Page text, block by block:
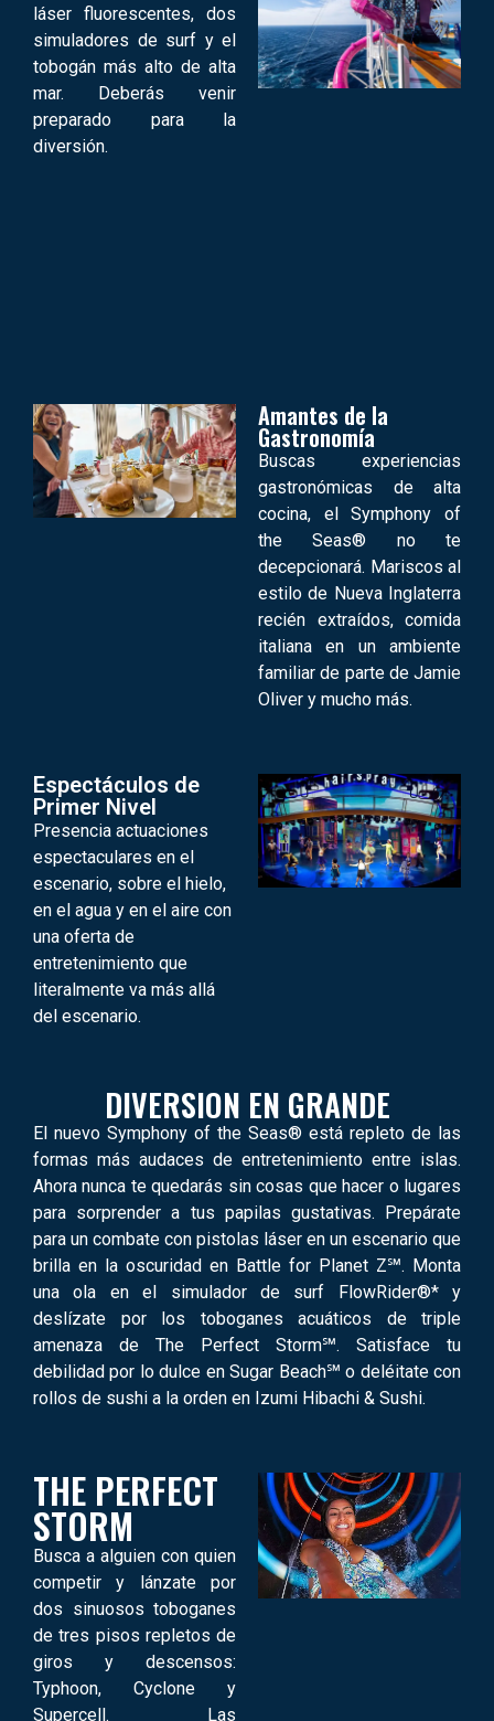
láser fluorescentes, dos
simuladores de surf y el
tobogán más alto de alta
mar. Deberás venir
preparado para la
diversión.
Amantes de la
Gastronomía
Buscas experiencias
gastronómicas de alta
cocina, el Symphony of
the Seas® no te
decepcionará. Mariscos al
estilo de Nueva Inglaterra
recién extraídos, comida
italiana en un ambiente
familiar de parte de Jamie
Oliver y mucho más.
Espectáculos de
Primer Nivel
Presencia actuaciones
espectaculares en el
escenario, sobre el hielo,
en el agua y en el aire con
una oferta de
entretenimiento que
literalmente va más allá
del escenario.
DIVERSION EN GRANDE
El nuevo Symphony of the Seas® está repleto de las
formas más audaces de entretenimiento entre islas.
Ahora nunca te quedarás sin cosas que hacer o lugares
para sorprender a tus papilas gustativas. Prepárate
para un combate con pistolas láser en un escenario que
brilla en la oscuridad en Battle for Planet Z℠. Monta
una ola en el simulador de surf FlowRider®* y
deslízate por los toboganes acuáticos de triple
amenaza de The Perfect Storm℠. Satisface tu
debilidad por lo dulce en Sugar Beach℠ o deléitate con
rollos de sushi a la orden en Izumi Hibachi & Sushi.
THE PERFECT
STORM
Busca a alguien con quien
competir y lánzate por
dos sinuosos toboganes
de tres pisos repletos de
giros y descensos:
Typhoon, Cyclone y
Supercell. Las